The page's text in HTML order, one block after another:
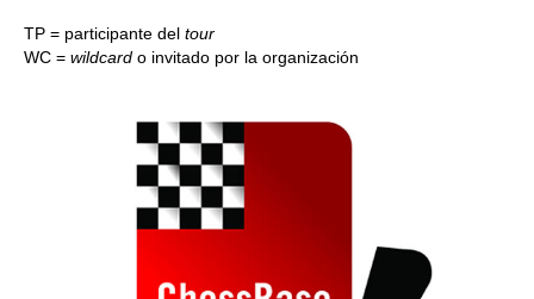
TP = participante del tour
WC = wildcard o invitado por la organización